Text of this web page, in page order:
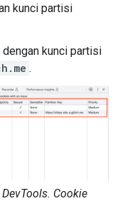
kunci partisi
dengan kunci partisi
.
Cookie